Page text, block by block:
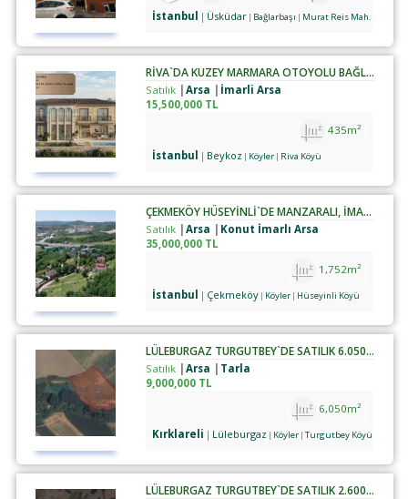
İstanbul Üsküdar Bağlarbaşı Murat Reis Mah.
RIVA`DA KUZEY MARMARA OTOYOLU BAĞLANTILI İMARLI MÜSTAKIL ARSA
Satılık Arsa
İmarli Arsa
15,500,000 TL
435m²
İstanbul
Beykoz Köyler Riva Köyü
ÇEKMEKÖY HÜSEYINLI`DE MANZARALI, İMARLI ARSA
Satılık Arsa
Konut İmarlı Arsa
35,000,000 TL
1,752m²
İstanbul
Çekmeköy Köyler Hüseyinli Köyü
LÜLEBURGAZ TURGUTBEY`DE SATILIK 6.050 M² TARLA
Satılık Arsa
Tarla
9,000,000 TL
6,050m²
Kırklareli
Lüleburgaz Köyler Turgutbey Köyü
LÜLEBURGAZ TURGUTBEY`DE SATILIK 2.600 M² TARLA